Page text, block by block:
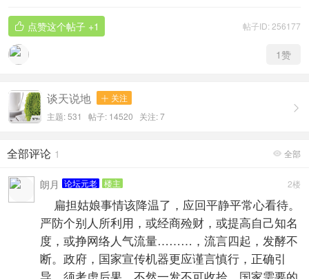
帖子ID: 256177
 点赞这个帖子 +1
1赞

谈天说地  关注
主题: 531 帖子: 14520 关注:7
 全部
全部评论 1
2楼
朗月 论坛元老 楼主
扁担姑娘事情该降温了，应回平静平常心看待。
严防个别人所利用，或经商殓财，或提高自己知名
度，或挣网络人气流量………，流言四起，发酵不
断。政府，国家宣传机器更应谨言慎行，正确引